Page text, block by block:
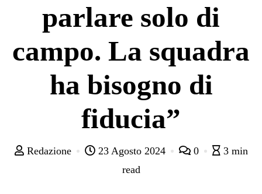
parlare solo di
campo. La squadra
ha bisogno di
fiducia”
Redazione 23 Agosto 2024 0
3 min
read